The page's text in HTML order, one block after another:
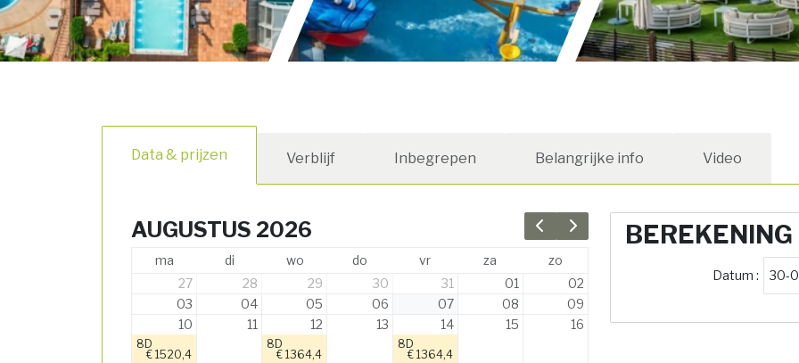
Data & prijzen Verblijf Inbegrepen Belangrijke info Video
Previous month
Next month
AUGUSTUS 2026
ma di wo do vr za
zo
27
28 29 30 31 01
02
03
04 05 06 07 08
09
10
8D
€ 1520,4
11 12
8D
€ 1364,4
13 14
8D
€ 1364,4
15 16
BEREKENING
Datum :